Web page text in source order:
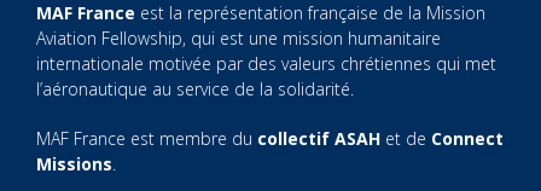
MAF France est la représentation française de la Mission
Aviation Fellowship, qui est une mission humanitaire
internationale motivée par des valeurs chrétiennes qui met
l’aéronautique au service de la solidarité.
MAF France est membre du collectif ASAH et de Connect
Missions.